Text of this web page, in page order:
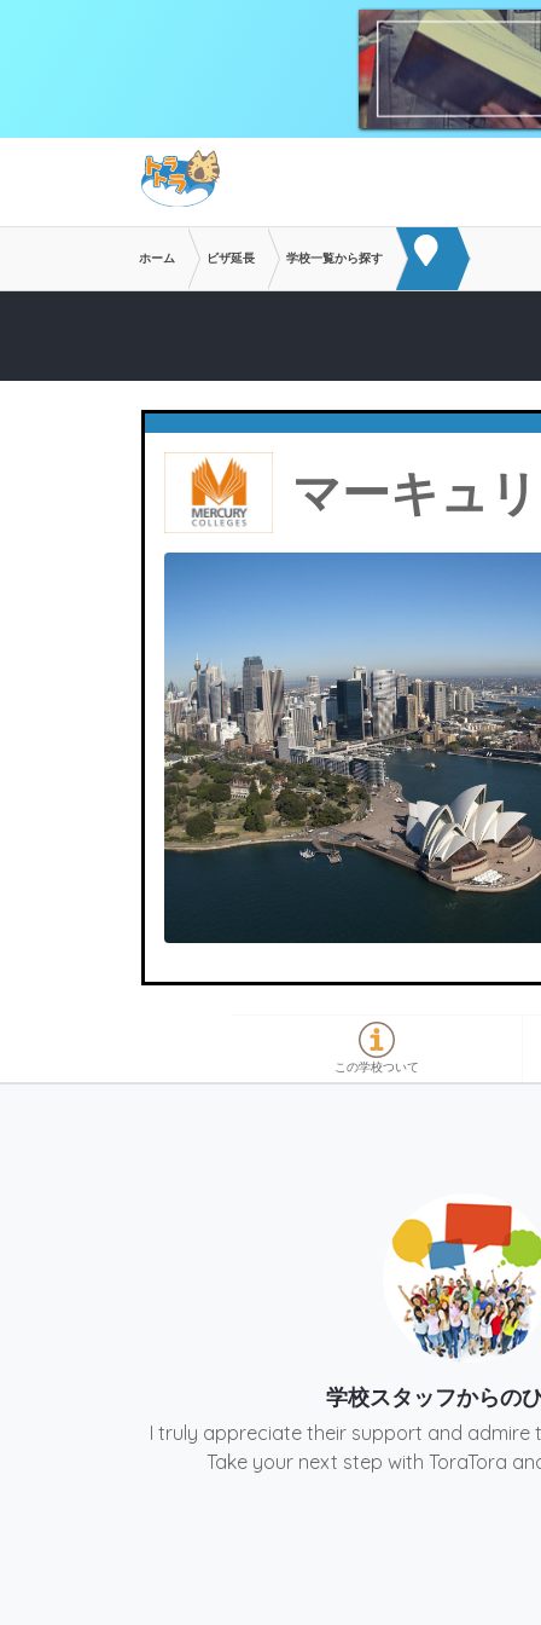
ホーム ビザ延長 学校一覧から探す
マーキュ
この学校ついて
学校スタッフからの
I truly appreciate their support and admire
Take your next step with ToraTora